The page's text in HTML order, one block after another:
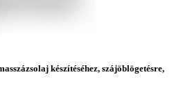
készítéséhez, szájöblögetésre,